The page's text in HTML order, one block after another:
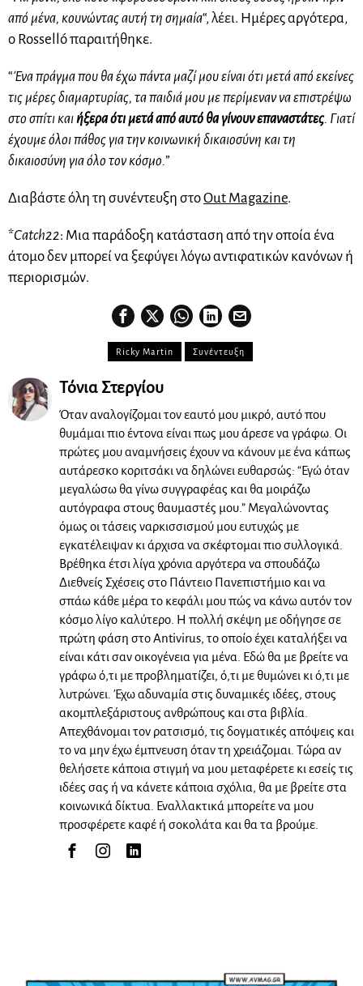
από μένα, κουνώντας αυτή τη σημαία“, λέει. Ημέρες αργότερα,
ο Rosselló παραιτήθηκε.
“Ένα πράγμα που θα έχω πάντα μαζί μου είναι ότι μετά από εκείνες
τις μέρες διαμαρτυρίας, τα παιδιά μου με περίμεναν να επιστρέψω
στο σπίτι καιήξερα ότι μετά από αυτό θα γίνουν επαναστάτες. Γιατί
έχουμε όλοι πάθος για την κοινωνική δικαιοσύνη και τη
δικαιοσύνη για όλο τον κόσμο.”
Διαβάστε όλη τη συνέντευξη στοOut Magazine.
*Catch22: Μια παράδοξη κατάσταση από την οποία ένα
άτομο δεν μπορεί να ξεφύγει λόγω αντιφατικών κανόνων ή
περιορισμών.
Ricky Martin Συνέντευξη
Τόνια Στεργίου
Όταν αναλογίζομαι τον εαυτό μου μικρό, αυτό που
θυμάμαι πιο έντονα είναι πως μου άρεσε να γράφω. Οι
πρώτες μου αναμνήσεις έχουν να κάνουν με ένα κάπως
αυτάρεσκο κοριτσάκι να δηλώνει ευθαρσώς: “Εγώ όταν
μεγαλώσω θα γίνω συγγραφέας και θα μοιράζω
αυτόγραφα στους θαυμαστές μου.” Μεγαλώνοντας
όμως οι τάσεις ναρκισσισμού μου ευτυχώς με
εγκατέλειψαν κι άρχισα να σκέφτομαι πιο συλλογικά.
Βρέθηκα έτσι λίγα χρόνια αργότερα να σπουδάζω
Διεθνείς Σχέσεις στο Πάντειο Πανεπιστήμιο και να
σπάω κάθε μέρα το κεφάλι μου πώς να κάνω αυτόν τον
κόσμο λίγο καλύτερο. Η πολλή σκέψη με οδήγησε σε
πρώτη φάση στο Antivirus, το οποίο έχει καταλήξει να
είναι κάτι σαν οικογένεια για μένα. Εδώ θα με βρείτε να
γράφω ό,τι με προβληματίζει, ό,τι με θυμώνει κι ό,τι με
λυτρώνει. Έχω αδυναμία στις δυναμικές ιδέες, στους
ακομπλεξάριστους ανθρώπους και στα βιβλία.
Απεχθάνομαι τον ρατσισμό, τις δογματικές απόψεις και
το να μην έχω έμπνευση όταν τη χρειάζομαι. Τώρα αν
θελήσετε κάποια στιγμή να μου μεταφέρετε κι εσείς τις
ιδέες σας ή να κάνετε κάποια σχόλια, θα με βρείτε στα
κοινωνικά δίκτυα. Εναλλακτικά μπορείτε να μου
προσφέρετε καφέ ή σοκολάτα και θα τα βρούμε.